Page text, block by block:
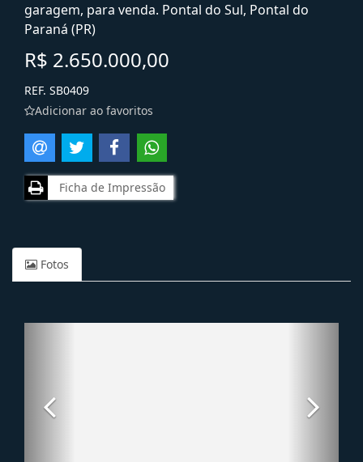
garagem, para venda. Pontal do Sul, Pontal do
Paraná (PR)
R$ 2.650.000,00
REF. SB0409
Adicionar ao favoritos
Ficha de Impressão
Fotos